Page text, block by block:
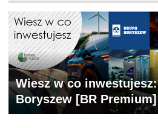
Wiesz w co inwestujesz:
Boryszew [BR Premium]